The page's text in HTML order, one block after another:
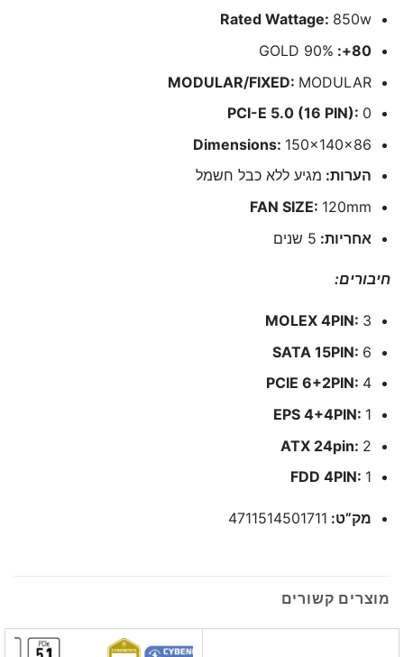
Rated Wattage: 850w
80+:
GOLD 90%
MODULAR/FIXED: MODULAR
PCI-E 5.0 (16 PIN): 0
Dimensions: 150x140x86
הערות: מגיע ללא כבל חשמל
FAN SIZE: 120mm
אחריות: 5 שנים
חיבורים:
MOLEX 4PIN: 3
SATA 15PIN: 6
PCIE 6+2PIN: 4
EPS 4+4PIN: 1
ATX 24pin: 2
FDD 4PIN: 1
מק”ט: 4711514501711
מוצרים קשורים